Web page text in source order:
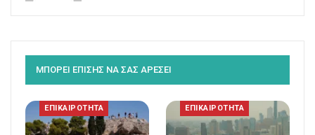
ΜΠΟΡΕΙ ΕΠΙΣΗΣ ΝΑ ΣΑΣ ΑΡΕΣΕΙ
ΕΠΙΚΑΙΡΟΤΗΤΑ ΕΠΙΚΑΙΡΟΤΗΤΑ